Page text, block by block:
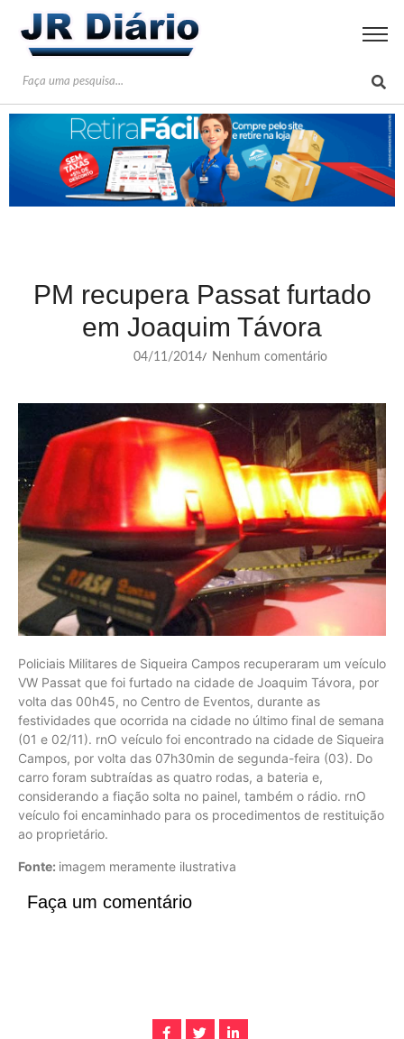
PM recupera Passat furtado
em Joaquim Távora
04/11/2014/ Nenhum comentário
Policiais Militares de Siqueira Campos recuperaram um veículo
VW Passat que foi furtado na cidade de Joaquim Távora, por
volta das 00h45, no Centro de Eventos, durante as
festividades que ocorrida na cidade no último final de semana
(01 e 02/11). rnO veículo foi encontrado na cidade de Siqueira
Campos, por volta das 07h30min de segunda-feira (03). Do
carro foram subtraídas as quatro rodas, a bateria e,
considerando a fiação solta no painel, também o rádio. rnO
veículo foi encaminhado para os procedimentos de restituição
ao proprietário.
Fonte: imagem meramente ilustrativa
Faça um comentário